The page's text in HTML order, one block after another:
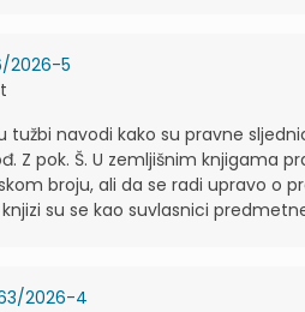
2026-5
tužbi navodi kako su pravne
Z pok. Š. U zemljišnim knjigama
broju, ali da se radi upravo o
su se kao suvlasnici
2026-4